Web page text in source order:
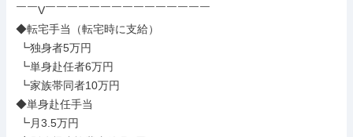
￣￣V￣￣￣￣￣￣￣￣￣￣￣￣￣￣￣
◆転宅手当（転宅時に支給）
◆単身赴任手当